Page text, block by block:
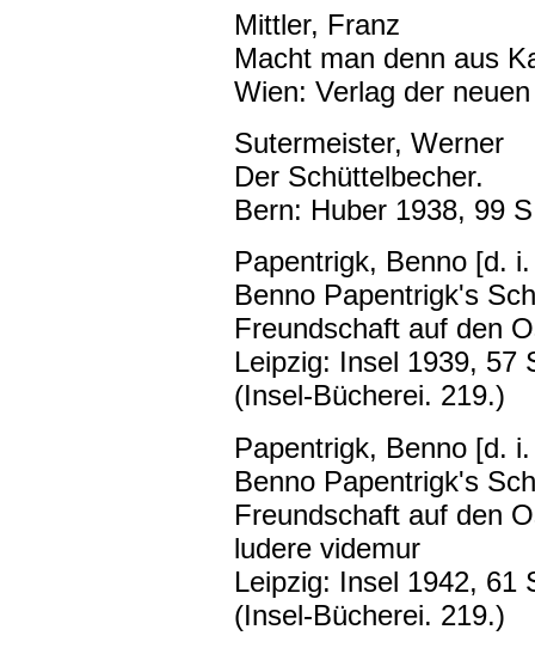
Mittler, Franz
Macht man denn aus
Wien: Verlag der
Sutermeister, Werner
Der Schüttelbecher.
Bern: Huber 1938, 99
Papentrigk, Benno [d.
Benno Papentrigk's
Freundschaft auf den
Leipzig: Insel 1939, 57
(Insel-Bücherei. 219.)
Papentrigk, Benno [d.
Benno Papentrigk's
Freundschaft auf den
ludere videmur
Leipzig: Insel 1942, 61
(Insel-Bücherei. 219.)